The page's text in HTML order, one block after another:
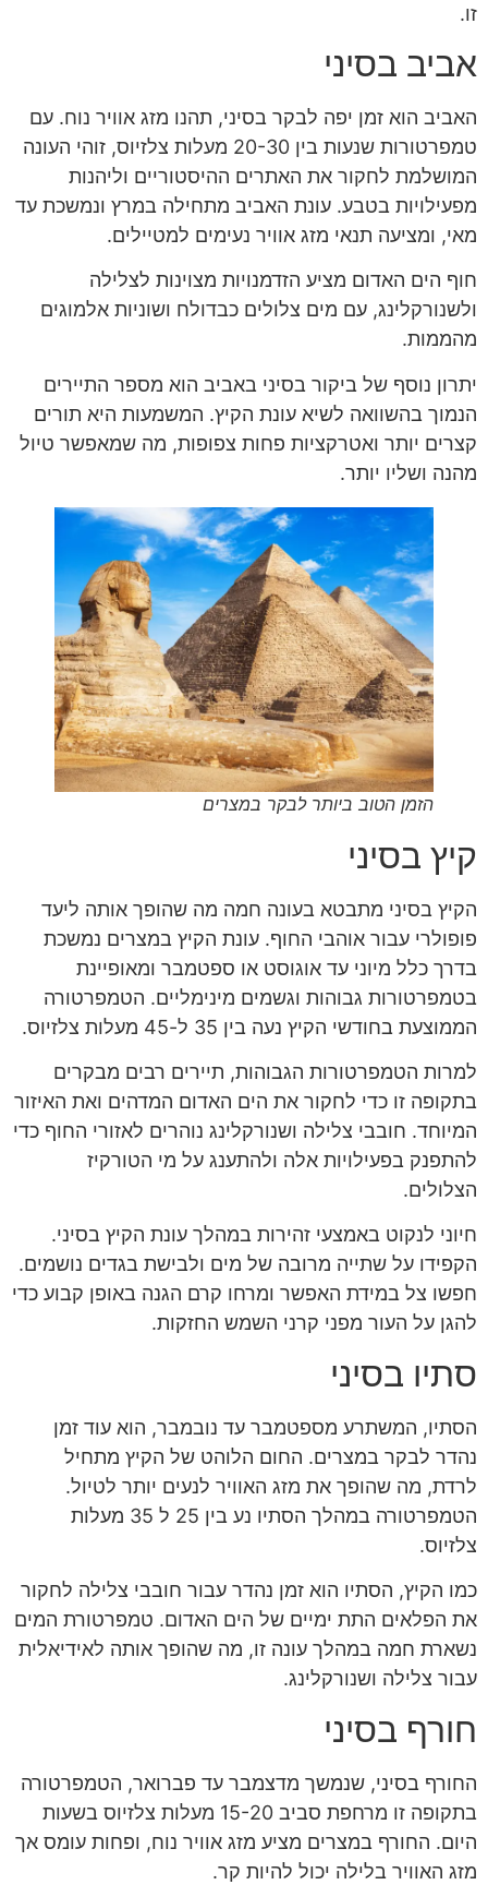
זו.
אביב בסיני
האביב הוא זמן יפה לבקר בסיני, תהנו מזג אוויר נוח. עם
טמפרטורות שנעות בין 20-30 מעלות צלזיוס, זוהי העונה
המושלמת לחקור את האתרים ההיסטוריים וליהנות
מפעילויות בטבע. עונת האביב מתחילה במרץ ונמשכת עד
מאי, ומציעה תנאי מזג אוויר נעימים למטיילים.
חוף הים האדום מציע הזדמנויות מצוינות לצלילה
ולשנורקלינג, עם מים צלולים כבדולח ושוניות אלמוגים
מהממות.
יתרון נוסף של ביקור בסיני באביב הוא מספר התיירים
הנמוך בהשוואה לשיא עונת הקיץ. המשמעות היא תורים
קצרים יותר ואטרקציות פחות צפופות, מה שמאפשר טיול
מהנה ושליו יותר.
הזמן הטוב ביותר לבקר במצרים
קיץ בסיני
הקיץ בסיני מתבטא בעונה חמה מה שהופך אותה ליעד
פופולרי עבור אוהבי החוף. עונת הקיץ במצרים נמשכת
בדרך כלל מיוני עד אוגוסט או ספטמבר ומאופיינת
בטמפרטורות גבוהות וגשמים מינימליים. הטמפרטורה
הממוצעת בחודשי הקיץ נעה בין 35 ל-45 מעלות צלזיוס.
למרות הטמפרטורות הגבוהות, תיירים רבים מבקרים
בתקופה זו כדי לחקור את הים האדום המדהים ואת האיזור
המיוחד. חובבי צלילה ושנורקלינג נוהרים לאזורי החוף כדי
להתפנק בפעילויות אלה ולהתענג על מי הטורקיז
הצלולים.
חיוני לנקוט באמצעי זהירות במהלך עונת הקיץ בסיני.
הקפידו על שתייה מרובה של מים ולבישת בגדים נושמים.
חפשו צל במידת האפשר ומרחו קרם הגנה באופן קבוע כדי
להגן על העור מפני קרני השמש החזקות.
סתיו בסיני
הסתיו, המשתרע מספטמבר עד נובמבר, הוא עוד זמן
נהדר לבקר במצרים. החום הלוהט של הקיץ מתחיל
לרדת, מה שהופך את מזג האוויר לנעים יותר לטיול.
הטמפרטורה במהלך הסתיו נע בין 25 ל 35 מעלות
צלזיוס.
כמו הקיץ, הסתיו הוא זמן נהדר עבור חובבי צלילה לחקור
את הפלאים התת ימיים של הים האדום. טמפרטורת המים
נשארת חמה במהלך עונה זו, מה שהופך אותה לאידיאלית
עבור צלילה ושנורקלינג.
חורף בסיני
החורף בסיני, שנמשך מדצמבר עד פברואר, הטמפרטורה
בתקופה זו מרחפת סביב 15-20 מעלות צלזיוס בשעות
היום. החורף במצרים מציע מזג אוויר נוח, ופחות עומס אך
מזג האוויר בלילה יכול להיות קר.